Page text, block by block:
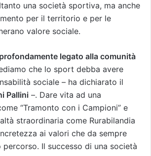
una società sportiva, ma anche
per il territorio e per le
valore sociale.
legato alla comunità
che lo sport debba avere
sociale – ha dichiarato il
Pallini –. Dare vita ad una
“Tramonto con i Campioni” e
straordinaria come Rurabilandia
ai valori che da sempre
Il successo di una società